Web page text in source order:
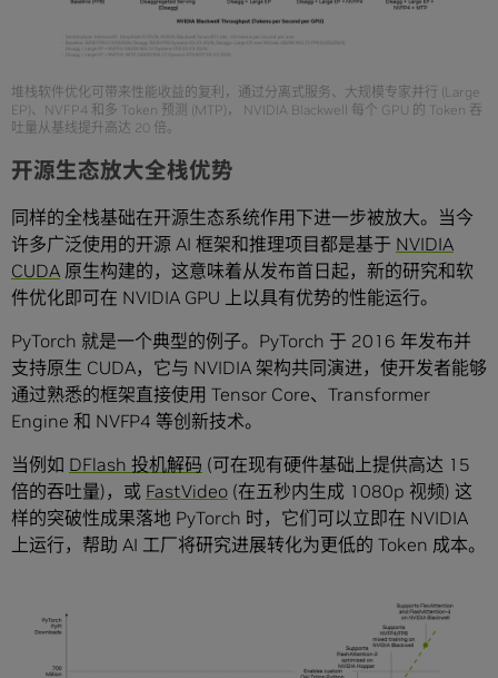
堆栈软件优化可带来性能收益的复利，通过分离式服务、大规模专家并行 (Large
EP)、NVFP4 和多 Token 预测 (MTP)， NVIDIA Blackwell 每个 GPU 的 Token 吞
吐量从基线提升高达 20 倍。
开源生态放大全栈优势
同样的全栈基础在开源生态系统作用下进一步被放大。当今
许多广泛使用的开源 AI 框架和推理项目都是基于 NVIDIA
CUDA 原生构建的，这意味着从发布首日起，新的研究和软
件优化即可在 NVIDIA GPU 上以具有优势的性能运行。
PyTorch 就是一个典型的例子。PyTorch 于 2016 年发布并
支持原生 CUDA，它与 NVIDIA 架构共同演进，使开发者能够
通过熟悉的框架直接使用 Tensor Core、Transformer
Engine 和 NVFP4 等创新技术。
当例如 DFlash 投机解码 (可在现有硬件基础上提供高达 15
倍的吞吐量)，或 FastVideo (在五秒内生成 1080p 视频) 这
样的突破性成果落地 PyTorch 时，它们可以立即在 NVIDIA
上运行，帮助 AI 工厂将研究进展转化为更低的 Token 成本。